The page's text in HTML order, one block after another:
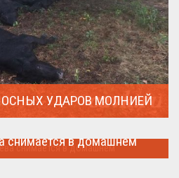
УДАРОВ МОЛНИЕЙ
снимается в домашнем